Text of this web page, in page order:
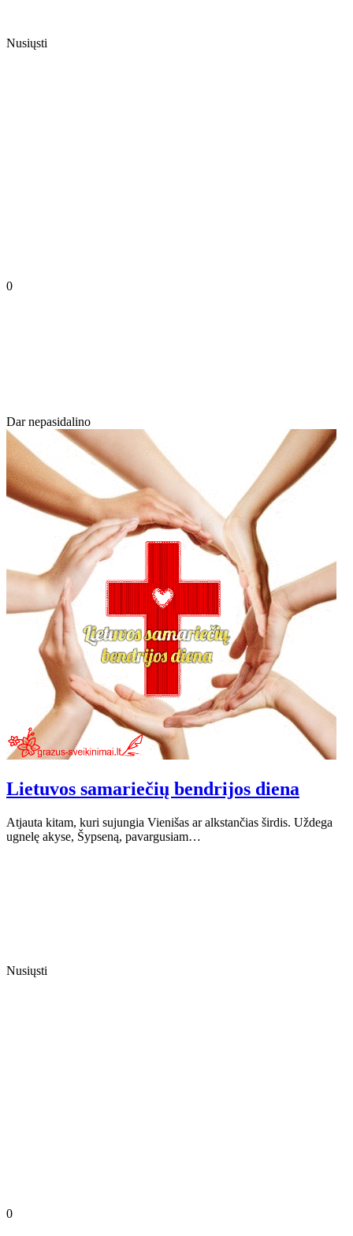
Nusiųsti
0
Dar nepasidalino
Lietuvos samariečių bendrijos diena
Atjauta kitam, kuri sujungia Vienišas ar alkstančias širdis. Uždega
ugnelę akyse, Šypseną, pavargusiam…
Nusiųsti
0